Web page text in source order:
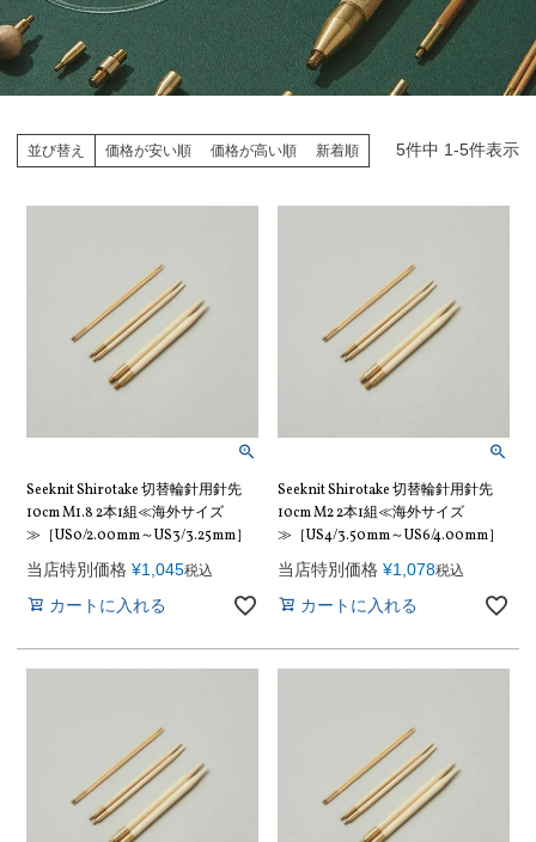
並び替え 価格が安い順 価格が高い順 新着順 5件中 1-5件表示
Seeknit Shirotake 切替輪針用針先
10cm M1.8 2本1組≪海外サイズ
≫［US0/2.00mm～US3/3.25mm］
当店特別価格 ¥1,045税込
カートに入れる
Seeknit Shirotake 切替輪針用針先
10cm M2 2本1組≪海外サイズ
≫［US4/3.50mm～US6/4.00mm］
当店特別価格 ¥1,078税込
カートに入れる